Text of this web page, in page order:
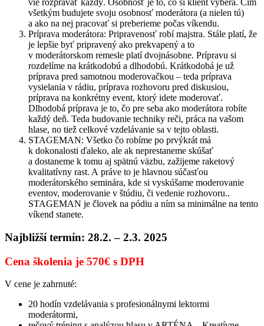
vie rozprávať každý. Osobnosť je to, čo si klient vyberá. Čím
všetkým budujete svoju osobnosť moderátora (a nielen tú)
a ako na nej pracovať si preberieme počas víkendu.
Príprava moderátora: Pripravenosť robí majstra. Stále platí, že
je lepšie byť pripravený ako prekvapený a to
v moderátorskom remesle platí dvojnásobne. Prípravu si
rozdelíme na krátkodobú a dlhodobú. Krátkodobá je už
príprava pred samotnou moderovačkou – teda príprava
vysielania v rádiu, príprava rozhovoru pred diskusiou,
príprava na konkrétny event, ktorý idete moderovať.
Dlhodobá príprava je to, čo pre seba ako moderátora robíte
každý deň. Teda budovanie techniky reči, práca na vašom
hlase, no tiež celkové vzdelávanie sa v tejto oblasti.
STAGEMAN: Všetko čo robíme po prvýkrát má
k dokonalosti ďaleko, ale ak neprestaneme skúšať
a dostaneme k tomu aj spätnú väzbu, zažijeme raketový
kvalitatívny rast. A práve to je hlavnou súčasťou
moderátorského seminára, kde si vyskúšame moderovanie
eventov, moderovanie v štúdiu, či vedenie rozhovoru..
STAGEMAN je človek na pódiu a ním sa minimálne na tento
víkend stanete.
Najbližší termín: 28.2. – 2.3. 2025
Cena školenia je 570€ s DPH
V cene je zahrnuté:
20 hodín vzdelávania s profesionálnymi lektormi
moderátormi,